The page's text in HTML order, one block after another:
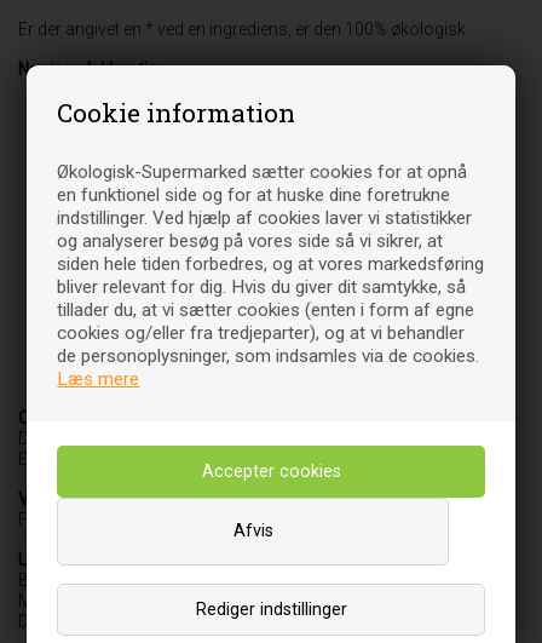
Cookie information
Økologisk-Supermarked sætter cookies for at opnå
en funktionel side og for at huske dine foretrukne
indstillinger. Ved hjælp af cookies laver vi statistikker
og analyserer besøg på vores side så vi sikrer, at
siden hele tiden forbedres, og at vores markedsføring
bliver relevant for dig. Hvis du giver dit samtykke, så
tillader du, at vi sætter cookies (enten i form af egne
cookies og/eller fra tredjeparter), og at vi behandler
de personoplysninger, som indsamles via de cookies.
Læs mere
Rediger indstillinger
Afvis
Er der angivet en * ved en ingrediens, er den 100% økologisk
Næringsdeklaration
Fedt
-heraf mættede fedtsyrer
Kulhydrat
-heraf sukkerarter
4,8 g
Kostfibre
Protein
Salt
Oprindelsesland
DK-ØKO-100
EU-jordbrug
Varebetegnelse
Fødevare
Leverandør
Biogan A/S
Møgelbakken 3-5
DK-8520 Lystrup